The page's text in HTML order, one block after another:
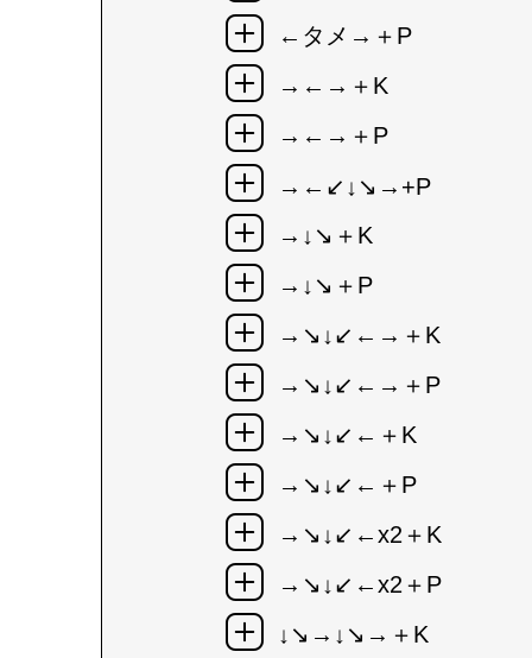
←タメ→＋P
→←→＋K
→←→＋P
→←↙↓↘→+P
→↓↘＋K
→↓↘＋P
→↘↓↙←→＋K
→↘↓↙←→＋P
→↘↓↙←＋K
→↘↓↙←＋P
→↘↓↙←x2＋K
→↘↓↙←x2＋P
↓↘→↓↘→＋K